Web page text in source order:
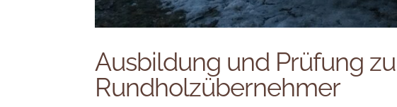
Ausbildung und Prüfung
Rundholzübernehmer